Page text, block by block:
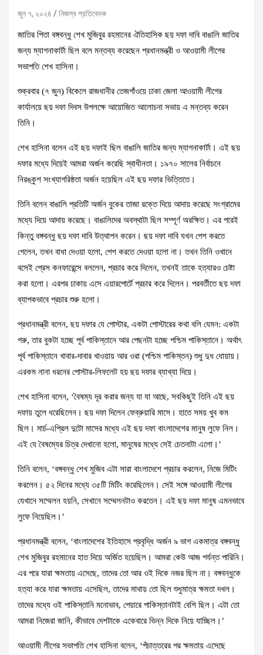
জুন ৭, ২০২৪ নিজস্ব প্রতিবেদক
জাতির পিতা বঙ্গবন্ধু শেখ মুজিবুর রহমানের ঐতিহাসিক ছয় দফা দাবি বাঙালি জাতির
জন্য ম্যাগনাকার্টা ছিল বলে মন্তব্য করেছেন প্রধানমন্ত্রী ও আওয়ামী লীগের
সভাপতি শেখ হাসিনা।
শুক্রবার (৭ জুন) বিকেলে রাজধানীর তেজগাঁওয়ে ঢাকা জেলা আওয়ামী লীগের
কার্যালয়ে ছয় দফা দিবস উপলক্ষে আয়োজিত আলোচনা সভায় এ মন্তব্য করেন
তিনি।
শেখ হাসিনা বলেন এই ছয় দফাই ছিল বাঙালি জাতির জন্য ম্যাগনাকার্টা। এই ছয়
দফার মধ্যে দিয়েই আমরা অর্জন করেছি স্বাধীনতা। ১৯৭০ সালের নির্বাচনে
নিরঙ্কুশ সংখ্যাগরিষ্ঠতা অর্জন হয়েছিল এই ছয় দফার ভিত্তিতে।
তিনি বলেন বাঙালি প্রতিটি অর্জন বুকের তাজা রক্তে দিয়ে আদায় করেছে সংগ্রামের
মধ্যে দিয়ে আদায় করেছে। বাঙালিদের অবস্থাটা ছিল সম্পূর্ণ অরক্ষিত। এর পরেই
কিন্তু বঙ্গবন্ধু ছয় দফা দাবি উত্থাপন করেন। ছয় দফা দাবি যখন পেশ করতে
গেলেন, তখন বাধা দেওয়া হলো, পেশ করতে দেওয়া হলো না। তখন তিনি ওখানে
বসেই প্রেস কনফারেন্সে বললেন, প্রচার করে দিলেন, তখনই তাকে হত্যারও চেষ্টা
করা হলো। এরপর ঢাকায় এসে এয়ারপোর্টে প্রচার করে দিলেন। পরবর্তীতে ছয় দফা
ব্যাপকভাবে প্রচার শুরু হলো।
প্রধানমন্ত্রী বলেন, ছয় দফার যে পোস্টার, একটা পোস্টারের কথা বলি যেমন: একটা
গরু, তার বুকটা হচ্ছে পূর্ব পাকিস্তানে আর পেছনটা হচ্ছে পশ্চিম পাকিস্তানে। অর্থাৎ
পূর্ব পাকিস্তানে খাবার-দাবার খাওয়ায় আর ওরা (পশ্চিম পাকিস্তন) শুধু দুধ ধোয়ায়।
এরকম নানা ধরনের পোস্টার-লিফলেট হয় ছয় দফার ব্যাখ্যা দিয়ে।
শেখ হাসিনা বলেন, ‘বৈষম্য দূর করার জন্য যা যা আছে, সবকিছুই তিনি এই ছয়
দফায় তুলে ধরেছিলেন। ছয় দফা দিলেন ফেব্রুয়ারি মাসে। হাতে সময় খুব কম
ছিল। মার্চ-এপ্রিল দুটো মাসের মধ্যে এই ছয় দফা বাংলাদেশের মানুষ লুফে নিল।
এই যে বৈষম্যের চিত্র দেখানো হলো, মানুষের মধ্যে সেই চেতনাটা এলো।’
তিনি বলেন, ‘বঙ্গবন্ধু শেখ মুজিব এটা সারা বাংলাদেশে প্রচার করলেন, নিজে মিটিং
করলেন। ৫২ দিনের মধ্যে ৩৫টি মিটিং করেছিলেন। সেই সঙ্গে আওয়ামী লীগের
যেখানে সম্মেলন হয়নি, সেখানে সম্মেলনটাও করতেন। এই ছয় দফা মানুষ এমনভাবে
লুফে নিয়েছিল।’
প্রধানমন্ত্রী বলেন, ‘বাংলাদেশের ইতিহাসে প্রবৃদ্ধি অর্জন ৯ ভাগ একমাত্র বঙ্গবন্ধু
শেখ মুজিবুর রহমানের হাত দিয়ে অর্জিত হয়েছিল। আমরা কেউ আজ পর্যন্ত পারিনি।
এর পরে যারা ক্ষমতায় এসেছে, তাদের তো আর ওই দিকে নজর ছিল না। বঙ্গবন্ধুকে
হত্যা করে যারা ক্ষমতায় এসেছিল, তাদের মাথায় তো ছিল শুধুমাত্র ক্ষমতা দখল।
তাদের মধ্যে ওই পাকিস্তানি মনোভাব, পেয়ারে পাকিস্তানটাই বেশি ছিল। এটা তো
আমরা নিজেরা জানি, কীভাবে দেশটাকে একেবারে ভিন্ন দিকে নিয়ে যাচ্ছিল।’
আওয়ামী লীগের সভাপতি শেখ হাসিনা বলেন, ‘পঁচাত্তরের পর ক্ষমতায় এসেছে